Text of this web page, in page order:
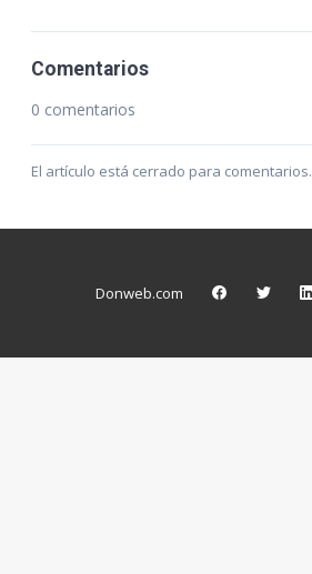
Comentarios
0 comentarios
El artículo está cerrado para comentarios.
Donweb.com